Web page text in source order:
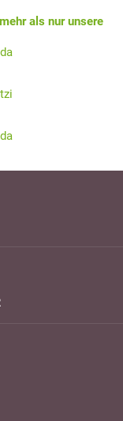
als nur unsere